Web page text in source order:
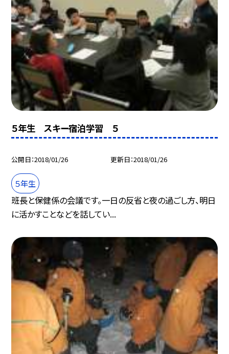
５年生 スキー宿泊学習 ５
公開日 2018/01/26 更新日 2018/01/26
５年生
班長と保健係の会議です。一日の反省と夜の過ごし方、明日
に活かすことなどを話してい...